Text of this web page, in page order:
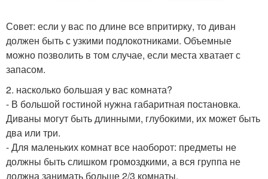
Совет: если у вас по длине все впритирку, то диван
должен быть с узкими подлокотниками. Объемные
можно позволить в том случае, если места хватает с
запасом.
2. насколько большая у вас комната?
- В большой гостиной нужна габаритная постановка.
Диваны могут быть длинными, глубокими, их может быть
два или три.
- Для маленьких комнат все наоборот: предметы не
должны быть слишком громоздкими, а вся группа не
должна занимать больше 2/3 комнаты.